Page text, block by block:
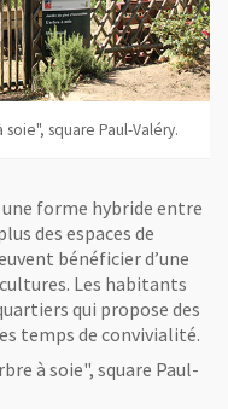
square Paul-Valéry.
Marc-Sangnier.
forme hybride entre
des espaces de
bénéficier d’une
Les habitants
qui propose des
temps de convivialité.
à soie", square Paul-